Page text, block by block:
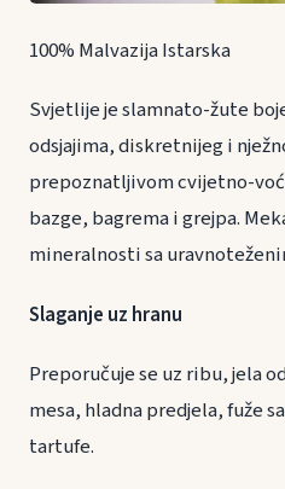
100% Malvazija Istarska
Svjetlije je slamnato-žute
odsjajima, diskretnijeg i
prepoznatljivom cvijetno-
bazge, bagrema i grejpa.
mineralnosti sa
Slaganje uz hranu
Preporučuje se uz ribu, jela
mesa, hladna predjela, fuže
tartufe.